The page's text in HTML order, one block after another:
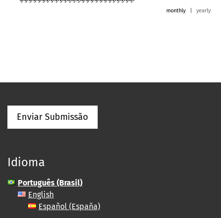
monthly yearly
Enviar Submissão
Idioma
Português (Brasil)
English
Español (España)